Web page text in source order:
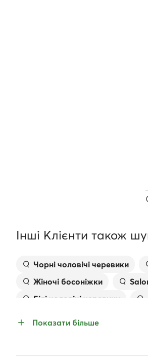
Інші Клієнти також
Чорні чоловічі черевики
Жіночі босоніжки
Білі чоловічі черевики
Показати більше